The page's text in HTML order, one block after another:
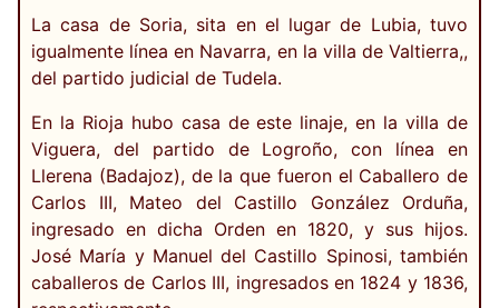
La casa de Soria, sita en el lugar de Lubia, tuvo
igualmente línea en Navarra, en la villa de Valtierra,,
del partido judicial de Tudela.
En la Rioja hubo casa de este linaje, en la villa de
Viguera, del partido de Logroño, con línea en
Llerena (Badajoz), de la que fueron el Caballero de
Carlos III, Mateo del Castillo González Orduña,
ingresado en dicha Orden en 1820, y sus hijos.
José María y Manuel del Castillo Spinosi, también
caballeros de Carlos III, ingresados en 1824 y 1836,